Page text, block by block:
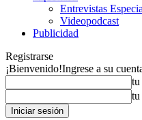
Entrevistas
Videopodcast
Publicidad
Registrarse
¡Bienvenido!Ingrese a su
tu
tu